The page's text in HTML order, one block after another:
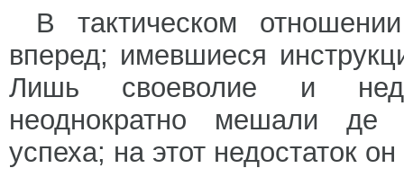
В тактическом
вперед; имевшиеся
Лишь своеволие и
неоднократно мешали де
успеха; на этот недостаток